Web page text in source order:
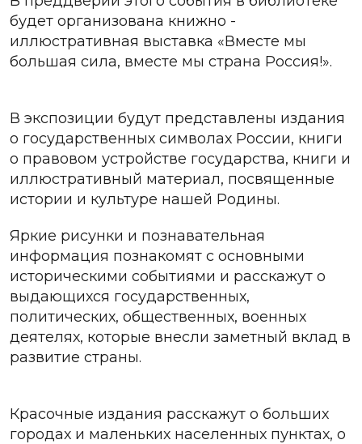
будет организована книжно -
иллюстративная выставка «Вместе мы
большая сила, вместе мы страна Россия!».
В экспозиции будут представлены издания
о государственных символах России, книги
о правовом устройстве государства, книги и
иллюстративный материал, посвященные
истории и культуре нашей Родины.
Яркие рисунки и познавательная
информация познакомят с основными
историческими событиями и расскажут о
выдающихся государственных,
политических, общественных, военных
деятелях, которые внесли заметный вклад в
развитие страны.
Красочные издания расскажут о больших
городах и маленьких населенных пунктах, о